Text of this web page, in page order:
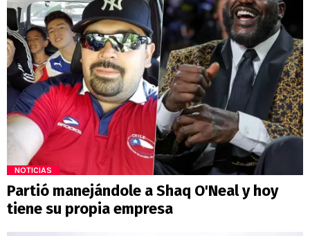
NOTICIAS
Partió manejándole a Shaq O'Neal y hoy
tiene su propia empresa